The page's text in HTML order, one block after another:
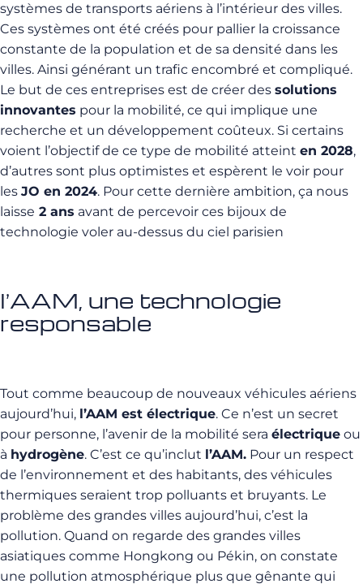
systèmes de transports aériens à l’intérieur des villes.
Ces systèmes ont été créés pour pallier la croissance
constante de la population et de sa densité dans les
villes. Ainsi générant un trafic encombré et compliqué.
Le but de ces entreprises est de créer des solutions
innovantes pour la mobilité, ce qui implique une
recherche et un développement coûteux. Si certains
voient l’objectif de ce type de mobilité atteint en 2028,
d’autres sont plus optimistes et espèrent le voir pour
les JO en 2024. Pour cette dernière ambition, ça nous
laisse 2 ans avant de percevoir ces bijoux de
technologie voler au-dessus du ciel parisien
l’AAM, une technologie
responsable
Tout comme beaucoup de nouveaux véhicules aériens
aujourd’hui, l’AAM est électrique. Ce n’est un secret
pour personne, l’avenir de la mobilité sera électrique ou
à hydrogène. C’est ce qu’inclut l’AAM. Pour un respect
de l’environnement et des habitants, des véhicules
thermiques seraient trop polluants et bruyants. Le
problème des grandes villes aujourd’hui, c’est la
pollution. Quand on regarde des grandes villes
asiatiques comme Hongkong ou Pékin, on constate
une pollution atmosphérique plus que gênante qui